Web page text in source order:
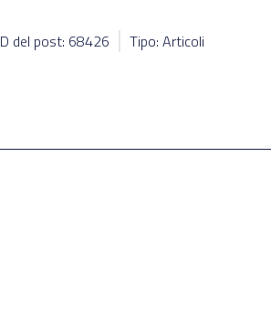
del post: 68426 Tipo: Articoli